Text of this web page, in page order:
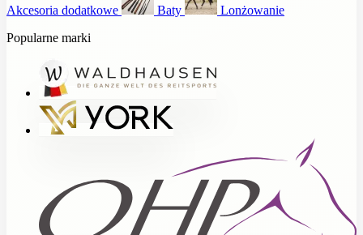
Akcesoria dodatkowe Baty
Lonżowanie
Popularne marki